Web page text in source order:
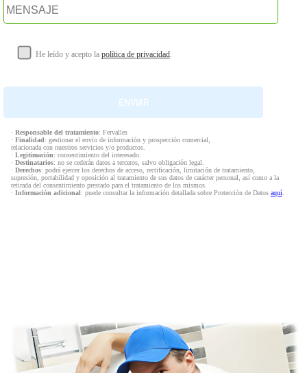
He leído y acepto la política de privacidad.
· Responsable del tratamiento: Fervalles
· Finalidad: gestionar el envío de información y prospección comercial,
relacionada con nuestros servicios y/o productos.
· Legitimación: consentimiento del interesado.
· Destinatarios: no se cederán datos a terceros, salvo obligación legal.
· Derechos: podrá ejercer los derechos de acceso, rectificación, limitación de tratamiento,
supresión, portabilidad y oposición al tratamiento de sus datos de carácter personal, así como a la
retirada del consentimiento prestado para el tratamiento de los mismos.
· Información adicional: puede consultar la información detallada sobre Protección de Datos aquí.